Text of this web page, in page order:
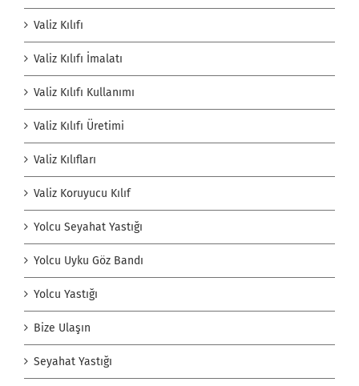
Valiz Kılıfı
Valiz Kılıfı İmalatı
Valiz Kılıfı Kullanımı
Valiz Kılıfı Üretimi
Valiz Kılıfları
Valiz Koruyucu Kılıf
Yolcu Seyahat Yastığı
Yolcu Uyku Göz Bandı
Yolcu Yastığı
Bize Ulaşın
Seyahat Yastığı